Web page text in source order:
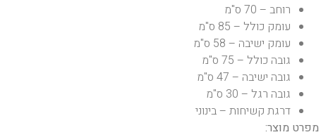
רוחב – 70 ס"מ
עומק כולל – 85 ס"מ
עומק ישיבה – 58 ס"מ
גובה כולל – 75 ס"מ
גובה ישיבה – 47 ס"מ
גובה רגל – 30 ס"מ
דרגת קשיחות – בינוני
מפרט מוצר: